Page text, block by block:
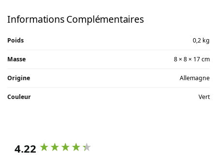
Informations Complémentaires
Poids 0,2 kg
Masse 8 × 8 × 17 cm
Origine Allemagne
Couleur Vert
4.22